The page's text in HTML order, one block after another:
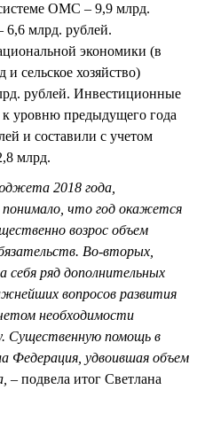
ОМС – 9,9 млрд.
6,6 млрд. рублей.
экономики (в
сельское хозяйство)
рублей. Инвестиционные
уровню предыдущего года
и составили с учетом
млрд.
2018 года,
понимало, что год окажется
возрос объем
Во-вторых,
ряд дополнительных
вопросов развития
необходимости
Существенную помощь в
Федерация, удвоившая объем
– подвела итог Светлана